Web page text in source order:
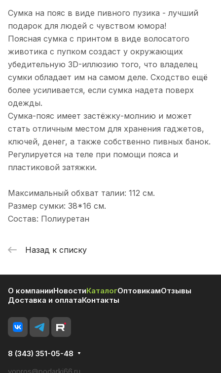
Сумка на пояс в виде пивного пузика - лучший
подарок для людей с чувством юмора!
Поясная сумка с принтом в виде волосатого
животика с пупком создаст у окружающих
убедительную 3D-иллюзию того, что владелец
сумки обладает им на самом деле. Сходство ещё
более усиливается, если сумка надета поверх
одежды.
Сумка-пояс имеет застёжку-молнию и может
стать отличным местом для хранения гаджетов,
ключей, денег, а также собственно пивных банок.
Регулируется на теле при помощи пояса и
пластиковой затяжки.
Максимальный обхват талии: 112 см.
Размер сумки: 38*16 см.
Состав: Полиуретан
Назад к списку
О компанииНовостиКаталогОптовикамОтзывы
Доставка и оплатаКонтакты
8 (343) 351-05-48
vopros@podarki66.ru